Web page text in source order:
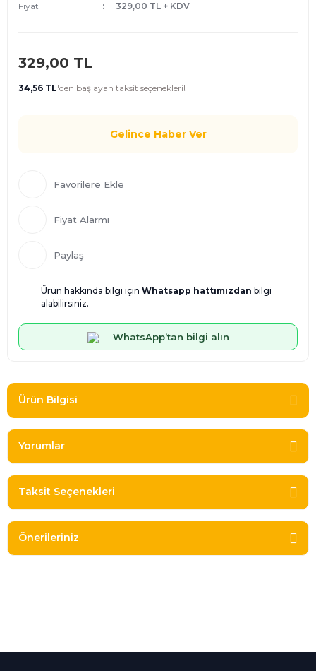
Fiyat
329,00 TL + KDV
329,00 TL
34,56 TL'den başlayan taksit seçenekleri!
Gelince Haber Ver
Fiyat Alarmı
Paylaş
Ürün hakkında bilgi için Whatsapp hattımızdan bilgi
alabilirsiniz.
WhatsApp’tan bilgi alın
Ürün Bilgisi
Yorumlar
Taksit Seçenekleri
Önerileriniz
Alışveriş